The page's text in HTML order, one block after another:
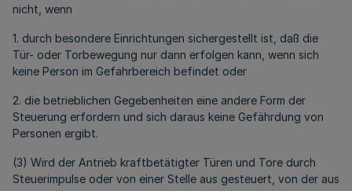
nicht, wenn
1. durch besondere Einrichtungen sichergestellt ist, daß die
Tür- oder Torbewegung nur dann erfolgen kann, wenn sich
keine Person im Gefahrbereich befindet oder
2. die betrieblichen Gegebenheiten eine andere Form der
Steuerung erfordern und sich daraus keine Gefährdung von
Personen ergibt.
(3) Wird der Antrieb kraftbetätigter Türen und Tore durch
Steuerimpulse oder von einer Stelle aus gesteuert, von der aus